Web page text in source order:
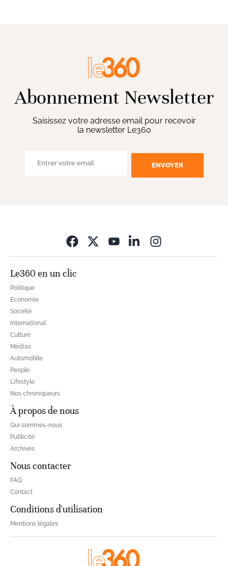
Abonnement Newsletter
Saisissez votre adresse email pour recevoir
la newsletter Le360
ENVOYER
Le360 en un clic
Politique
Economie
Société
International
Culture
Médias
Automobile
People
Lifestyle
Nos chroniqueurs
À propos de nous
Qui sommes-nous
Publicité
Archives
Nous contacter
FAQ
Contact
Conditions d'utilisation
Mentions légales